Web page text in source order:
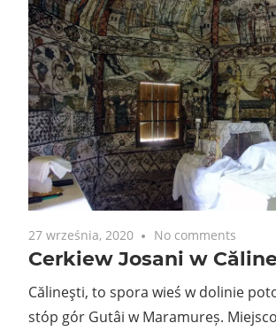
27 września, 2020 No comments
Cerkiew Josani w
Călineşti, to spora wieś w dolinie
stóp gór Gutâi w Maramureș.